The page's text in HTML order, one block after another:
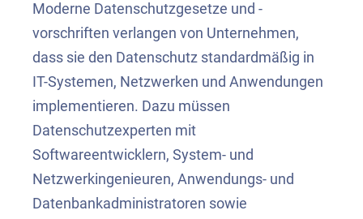
Moderne Datenschutzgesetze und -
vorschriften verlangen von Unternehmen,
dass sie den Datenschutz standardmäßig in
IT-Systemen, Netzwerken und Anwendungen
implementieren. Dazu müssen
Datenschutzexperten mit
Softwareentwicklern, System- und
Netzwerkingenieuren, Anwendungs- und
Datenbankadministratoren sowie